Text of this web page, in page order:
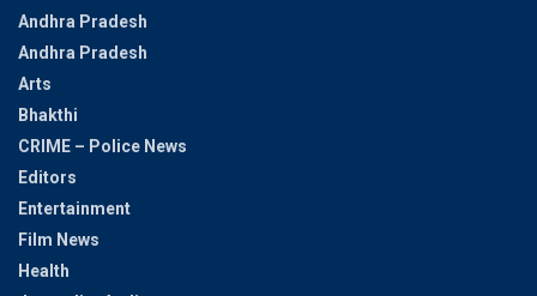
Andhra Pradesh
Andhra Pradesh
Arts
Bhakthi
CRIME – Police News
Editors
Entertainment
Film News
Health